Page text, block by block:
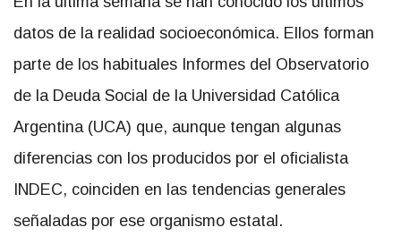
datos de la realidad socioeconómica. Ellos forman
parte de los habituales Informes del Observatorio
de la Deuda Social de la Universidad Católica
Argentina (UCA) que, aunque tengan algunas
diferencias con los producidos por el oficialista
INDEC, coinciden en las tendencias generales
señaladas por ese organismo estatal.